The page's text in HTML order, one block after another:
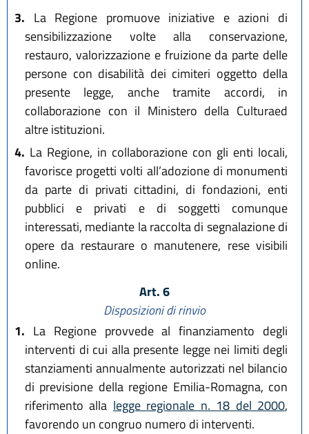
3. La Regione promuove iniziative e azioni di
sensibilizzazione volte alla conservazione,
restauro, valorizzazione e fruizione da parte delle
persone con disabilità dei cimiteri oggetto della
presente legge, anche tramite accordi, in
collaborazione con il Ministero della Culturaed
altre istituzioni.
4. La Regione, in collaborazione con gli enti locali,
favorisce progetti volti all’adozione di monumenti
da parte di privati cittadini, di fondazioni, enti
pubblici e privati e di soggetti comunque
interessati, mediante la raccolta di segnalazione di
opere da restaurare o manutenere, rese visibili
online.
Art. 6
Disposizioni di rinvio
1. La Regione provvede al finanziamento degli
interventi di cui alla presente legge nei limiti degli
stanziamenti annualmente autorizzati nel bilancio
di previsione della regione Emilia-Romagna, con
riferimento alla legge regionale n. 18 del 2000,
favorendo un congruo numero di interventi.